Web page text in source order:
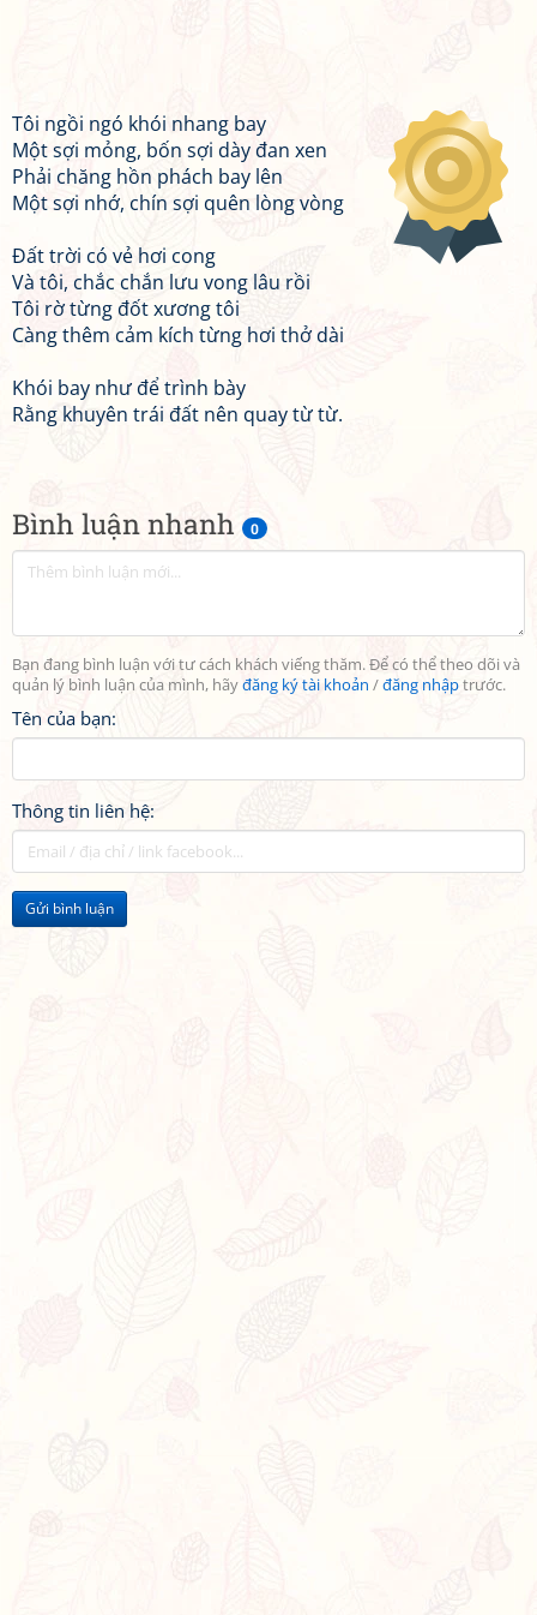
Bình luận nhanh 0
Bạn đang bình luận với tư cách khách viếng thăm. Để có thể theo dõi và
quản lý bình luận của mình, hãyđăng ký tài khoản /đăng nhậptrước.
Tên của bạn:
Thông tin liên hệ:
Gửi bình luận
Tôi ngồi ngó khói nhang bay
Một sợi mỏng, bốn sợi dày đan xen
Phải chăng hồn phách bay lên
Một sợi nhớ, chín sợi quên lòng vòng
Đất trời có vẻ hơi cong
Và tôi, chắc chắn lưu vong lâu rồi
Tôi rờ từng đốt xương tôi
Càng thêm cảm kích từng hơi thở dài
Khói bay như để trình bày
Rằng khuyên trái đất nên quay từ từ.